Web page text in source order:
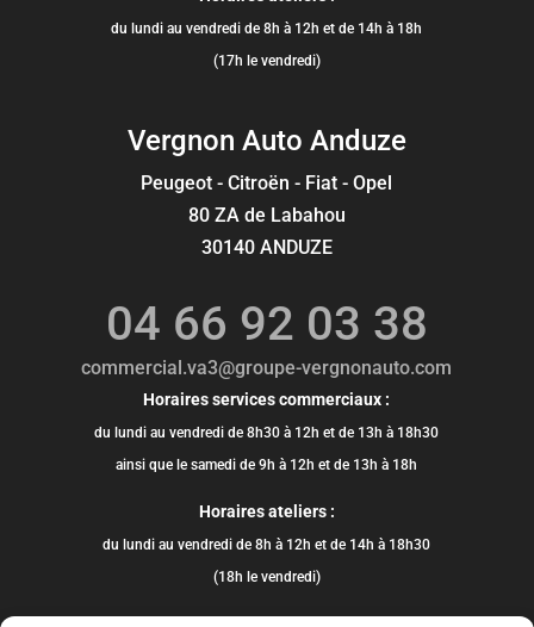
du lundi au vendredi de 8h à 12h et de 14h à 18h
(17h le vendredi)
Vergnon Auto Anduze
Peugeot - Citroën - Fiat - Opel
80 ZA de Labahou
30140 ANDUZE
04 66 92 03 38
commercial.va3@groupe-vergnonauto.com
Horaires services commerciaux :
du lundi au vendredi de 8h30 à 12h et de 13h à 18h30
ainsi que le samedi de 9h à 12h et de 13h à 18h
Horaires ateliers :
du lundi au vendredi de 8h à 12h et de 14h à 18h30
(18h le vendredi)